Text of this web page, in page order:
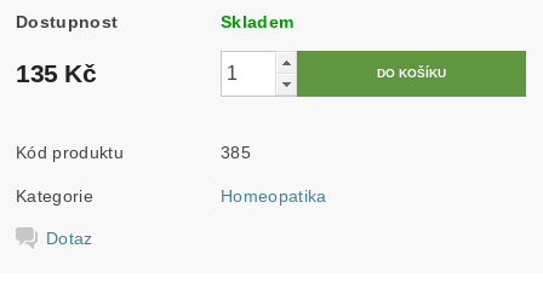
Dostupnost Skladem
135 Kč
Kód produktu 385
Kategorie Homeopatika
Dotaz